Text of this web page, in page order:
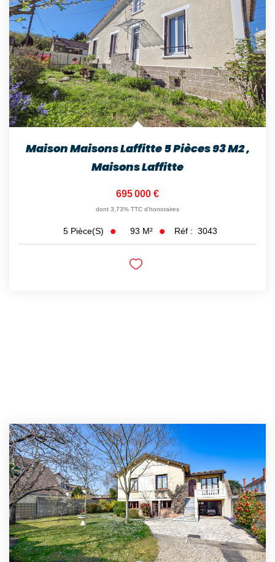
Maison Maisons Laffitte 5 Pièces 93 M2,
Maisons Laffitte
695 000 €
dont 3,73% TTC d'honoraires
5 Pièce(s) 93 M² Réf : 3043